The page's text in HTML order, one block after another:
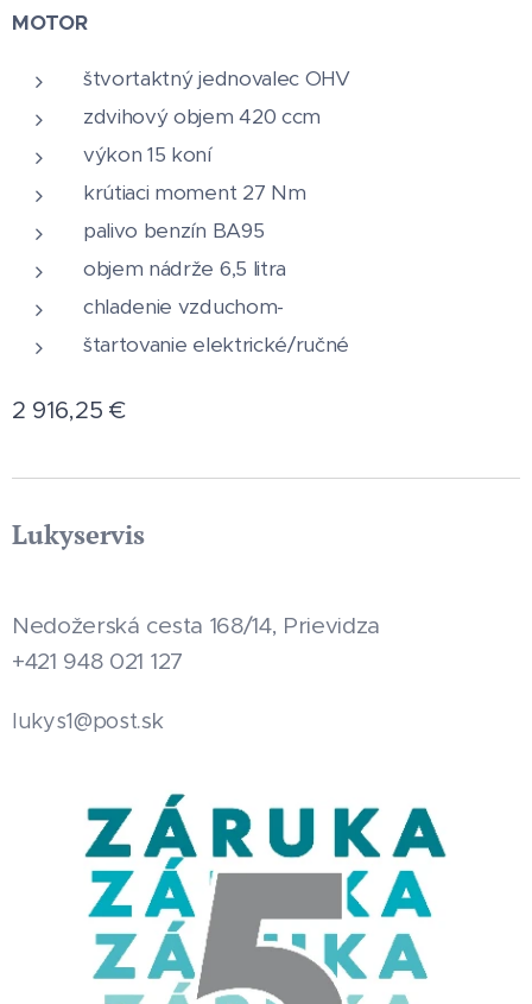
MOTOR
štvortaktný jednovalec OHV
zdvihový objem 420 ccm
výkon 15 koní
krútiaci moment 27 Nm
palivo benzín BA95
objem nádrže 6,5 litra
chladenie vzduchom-
štartovanie elektrické/ručné
2 916,25 €
Lukyservis
Nedožerská cesta 168/14, Prievidza
+421 948 021 127
lukys1@post.sk